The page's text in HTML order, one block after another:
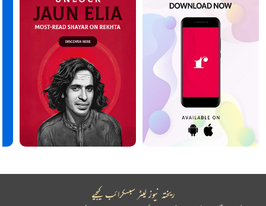
ریختہ نیوز لیٹر سبسکرائب کیجیے